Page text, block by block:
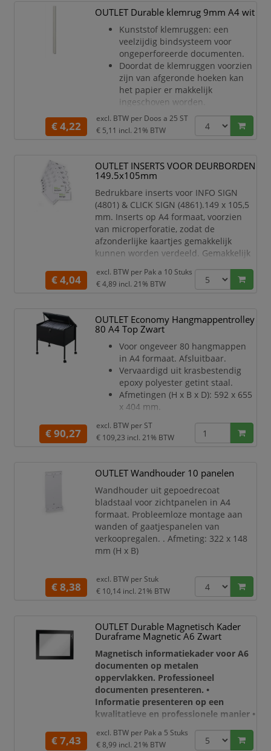
Inserts zijn apart verkrijgbaar
met ref. 1459.
OUTLET Durable klemrug 9mm A4 wit
Kunststof klemruggen: een
veelzijdig bindsysteem voor
ongeperforeerde documenten.
Doordat de klemruggen voorzien
zijn van afgeronde hoeken kan
het papier er makkelijk
ingeschoven worden.
Een snel en makkelijk
bindsysteem t.b.v.
verkoopafdelingen, copyshops en
Lengte 297 mm (A4), breedte 17
mm, vulhoogte 9 mm.
Capaciteit 80 blz.
€ 4,22
excl. BTW per Doos a 25 ST
€ 5,11 incl. 21% BTW
OUTLET INSERTS VOOR DEURBORDEN
149.5x105mm
Bedrukbare inserts voor INFO SIGN
(4801) & CLICK SIGN (4861).149 x 105,5
mm. Inserts op A4 formaat, voorzien
van microperforatie, zodat de
afzonderlijke kaartjes gemakkelijk
kunnen worden verdeeld. Gemakkelijk
laserprinter. Gratis software voor het
bedrukken van deze inserts vindt u op
www.duraprint.nl. Inhoud 10 vellen (20
kaartjes).
€ 4,04
excl. BTW per Pak a 10 Stuks
€ 4,89 incl. 21% BTW
OUTLET Economy Hangmappentrolley
80 A4 Top Zwart
Voor ongeveer 80 hangmappen
in A4 formaat. Afsluitbaar.
Vervaardigd uit krasbestendig
epoxy polyester getint staal.
Afmetingen (H x B x D): 592 x 655
x 404 mm.
€ 90,27
excl. BTW per ST
€ 109,23 incl. 21% BTW
OUTLET Wandhouder 10 panelen
Wandhouder uit gepoedrecoat
bladstaal voor zichtpanelen in A4
formaat. Probleemloze montage aan
wanden of gaatjespanelen van
verkoopregalen. . Afmeting: 322 x 148
mm (H x B)
€ 8,38
excl. BTW per Stuk
€ 10,14 incl. 21% BTW
OUTLET Durable Magnetisch Kader
Duraframe Magnetic A6 Zwart
Magnetisch informatiekader voor A6
documenten op metalen
oppervlakken. Professioneel
documenten presenteren. •
Informatie presenteren op een
kwalitatieve en professionele manier •
documenten door het magnetisch
€ 7,43
excl. BTW per Pak a 5 Stuks
€ 8,99 incl. 21% BTW